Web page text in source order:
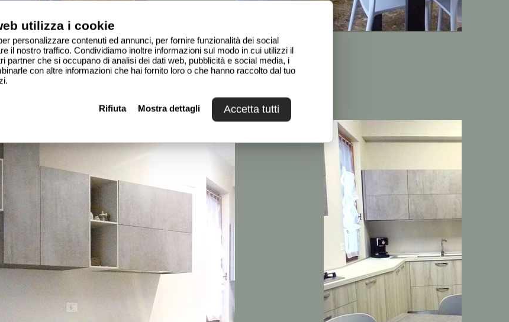
utilizza i cookie
personalizzare contenuti ed annunci, per fornire funzionalità dei social
il nostro traffico. Condividiamo inoltre informazioni sul modo in cui utilizzi il
partner che si occupano di analisi dei dati web, pubblicità e social media, i
con altre informazioni che hai fornito loro o che hanno raccolto dal tuo
Rifiuta Mostra dettagli Accetta tutti